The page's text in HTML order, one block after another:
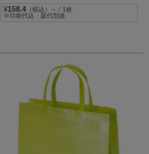
¥158.4 （税込）～ ⁄ 1枚
※印刷代込・版代別途